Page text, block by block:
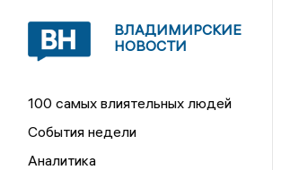
ВЛАДИМИРСКИЕ
НОВОСТИ
100 самых влиятельных людей
События недели
Аналитика